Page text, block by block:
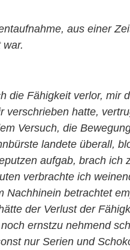
aus einer
die Fähigkeit verlor, mir
verschrieben hatte,
Versuch, die
landete überall,
aufgab, brach ich
verbrachte ich
Nachhinein betrachtet
der Verlust der
ernstzu nehmend
nur Serien und